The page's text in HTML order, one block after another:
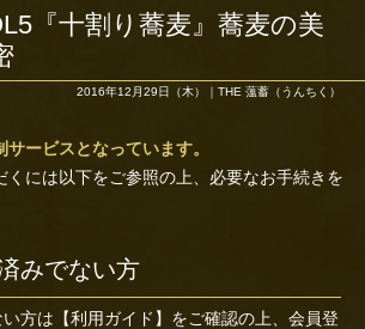
『十割り蕎麦』蕎麦の美
2016年12月29日（木）｜ THE 薀蓄（うんちく）
ービスとなっています。
くには以下をご参照の上、必要なお手続きを
みでない方
方は 【利用ガイド】 をご確認の上、会員登